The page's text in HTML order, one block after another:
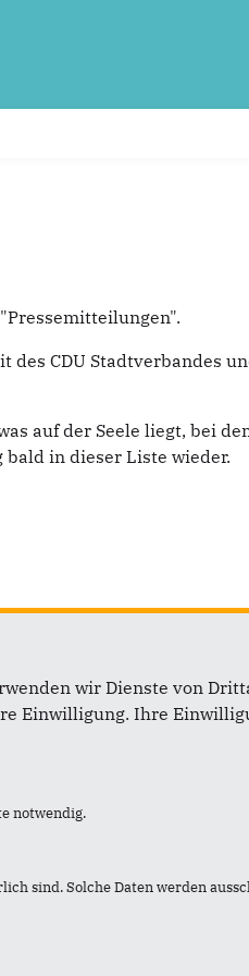
CDU Stadtverbandes
auf der Seele liegt, bei
in dieser Liste wieder.
wir Dienste von
Einwilligung. Ihre
notwendig.
sind. Solche Daten werden